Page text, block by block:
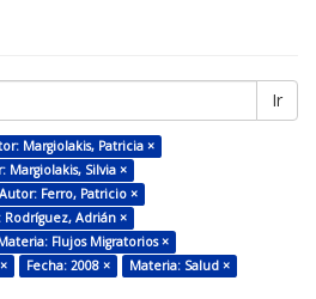
Ir
Margiolakis, Patricia ×
Margiolakis, Silvia ×
Autor: Ferro, Patricio ×
Rodríguez, Adrián ×
Flujos Migratorios ×
Fecha: 2008 ×
Materia: Salud ×